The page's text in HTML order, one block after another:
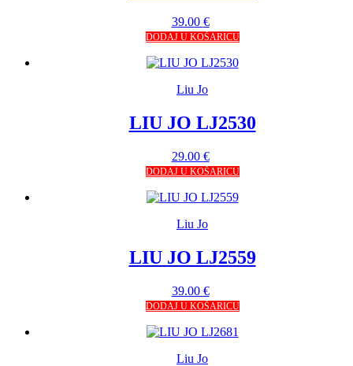
39.00 €
DODAJ U KOŠARICU
Liu Jo
LIU JO LJ2530
29.00 €
DODAJ U KOŠARICU
Liu Jo
LIU JO LJ2559
39.00 €
DODAJ U KOŠARICU
Liu Jo